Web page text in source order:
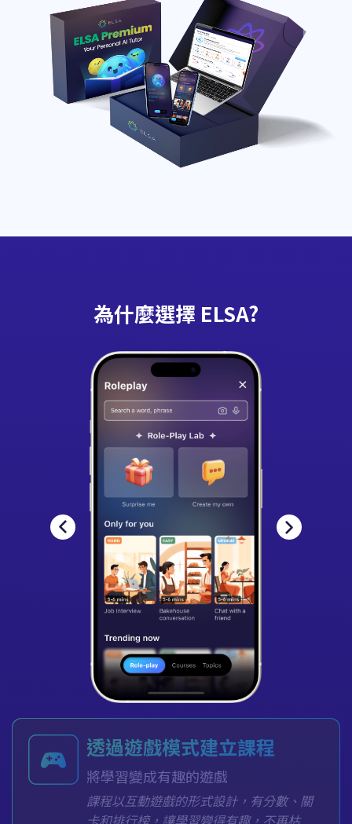
為什麼選擇 ELSA?
透過遊戲模式建立課程
將學習變成有趣的遊戲
課程以互動遊戲的形式設計，有分數、關
卡和排行榜，讓學習變得有趣，不再枯